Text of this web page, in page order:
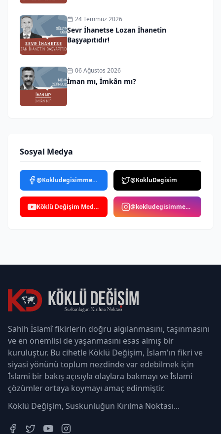
24 Temmuz 2026
Sevr İhanetse Lozan İhanetin
Başyapıtıdır!
06 Ağustos 2026
İman mı, İmkân mı?
Sosyal Medya
@Kokludegisimmedya @KokluDegisim
Köklü Değişim Medya @kokludegisimmedya
Sahih İslamî fikirlerin doğru algılanmasını, taşınmasını
ve en önemlisi de yaşanmasını esas almış bir
kuruluştur. Bu cihetle Köklü Değişim, İslam'ın fikri ve
siyasi yönünü toplum nezdinde var edebilmek için
İslami bir bakış açısıyla olaylara bakmayı ve İslami
çözümler ortaya koymayı amaç edinmiştir.
Köklü Değişim, Suskunluğun Kırılma Noktası...